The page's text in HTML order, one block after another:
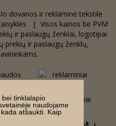
tinklalapio
naudojame
atšaukti. Kaip
dovanos ir reklaminė tekstilė
| Visos kainos be PVM
ir paslaugų ženklai, logotipai
prekių ir paslaugų ženklų,